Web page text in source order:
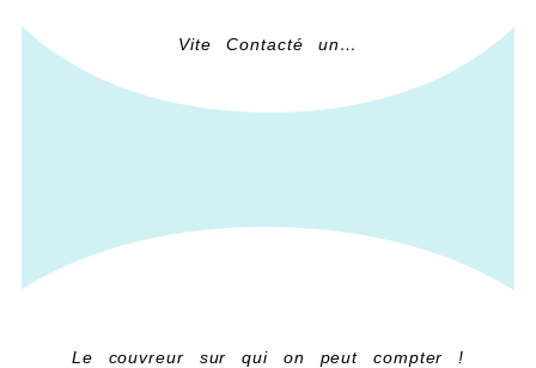
Vite Contacté un…
Le couvreur sur qui on peut compter !